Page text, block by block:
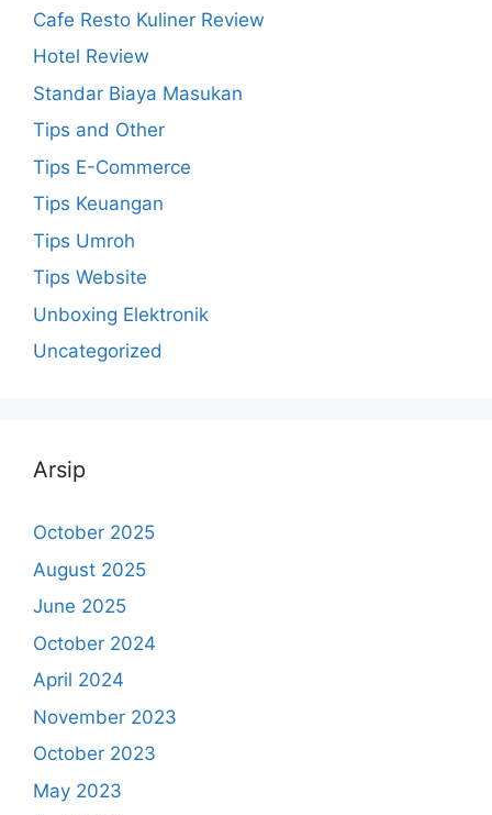
Cafe Resto Kuliner Review
Hotel Review
Standar Biaya Masukan
Tips and Other
Tips E-Commerce
Tips Keuangan
Tips Umroh
Tips Website
Unboxing Elektronik
Uncategorized
Arsip
October 2025
August 2025
June 2025
October 2024
April 2024
November 2023
October 2023
May 2023